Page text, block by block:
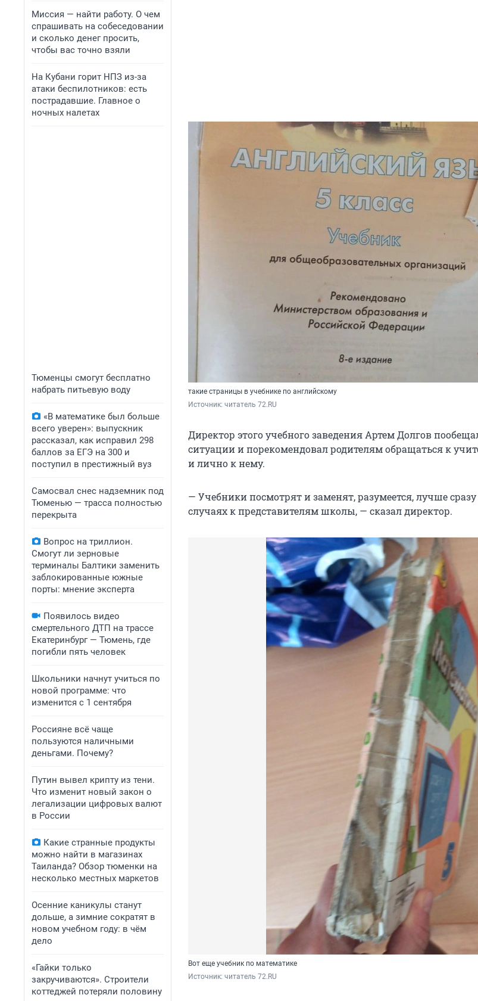
Миссия — найти работу. О чем
спрашивать на собеседовании
и сколько денег просить,
чтобы вас точно взяли
На Кубани горит НПЗ из-за
атаки беспилотников: есть
пострадавшие. Главное о
ночных налетах
Тюменцы смогут бесплатно
набрать питьевую воду
«В математике был больше
всего уверен»: выпускник
рассказал, как исправил 298
баллов за ЕГЭ на 300 и
поступил в престижный вуз
Самосвал снес надземник под
Тюменью — трасса полностью
перекрыта
Вопрос на триллион.
Смогут ли зерновые
терминалы Балтики заменить
заблокированные южные
порты: мнение эксперта
Появилось видео
смертельного ДТП на трассе
Екатеринбург — Тюмень, где
погибли пять человек
Школьники начнут учиться по
новой программе: что
изменится с 1 сентября
Россияне всё чаще
пользуются наличными
деньгами. Почему?
Путин вывел крипту из тени.
Что изменит новый закон о
легализации цифровых валют
в России
Какие странные продукты
можно найти в магазинах
Таиланда? Обзор тюменки на
несколько местных маркетов
Осенние каникулы станут
дольше, а зимние сократят в
новом учебном году: в чём
дело
«Гайки только
закручиваются». Строители
коттеджей потеряли половину
такие страницы в учебнике по английскому
Источник: читатель 72.RU
Директор этого учебного заведения Артем Долгов
ситуации и порекомендовал родителям обращаться к
и лично к нему.
— Учебники посмотрят и заменят, разумеется, лучше
случаях к представителям школы, — сказал директор.
Вот еще учебник по математике
Источник: читатель 72.RU